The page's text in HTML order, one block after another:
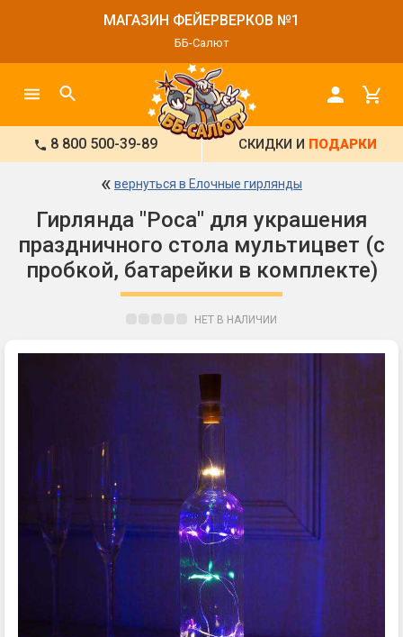
МАГАЗИН ФЕЙЕРВЕРКОВ №1
ББ-Салют
8 800 500-39-89 СКИДКИ И ПОДАРКИ
« вернуться в Елочные гирлянды
Гирлянда "Роса" для украшения
праздничного стола мультицвет (с
пробкой, батарейки в комплекте)
НЕТ В НАЛИЧИИ